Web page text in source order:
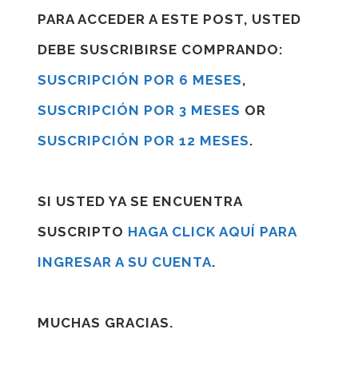
PARA ACCEDER A ESTE POST, USTED
DEBE SUSCRIBIRSE COMPRANDO:
SUSCRIPCIÓN POR 6 MESES,
SUSCRIPCIÓN POR 3 MESES OR
SUSCRIPCIÓN POR 12 MESES.
SI USTED YA SE ENCUENTRA
SUSCRIPTO HAGA CLICK AQUÍ PARA
INGRESAR A SU CUENTA.
MUCHAS GRACIAS.